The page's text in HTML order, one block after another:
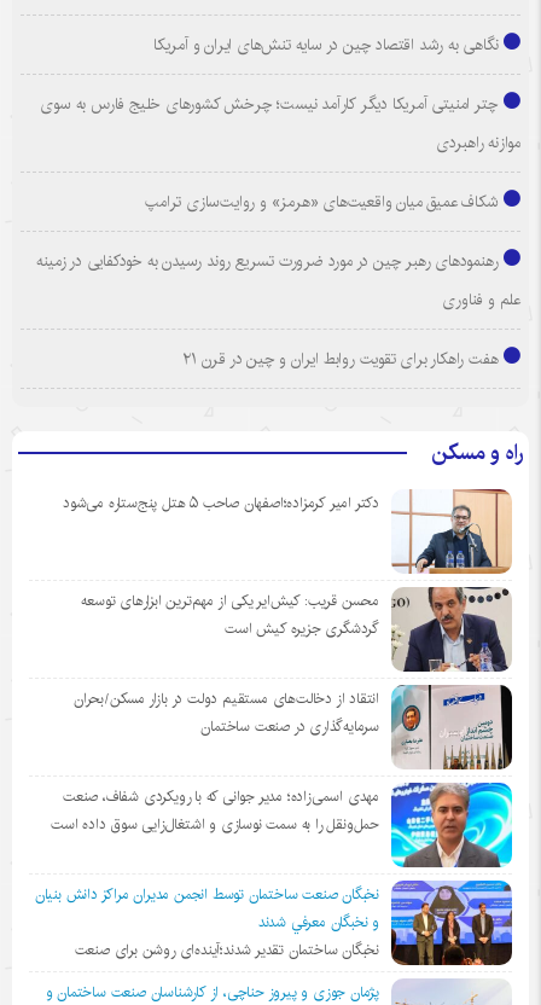
نگاهی به رشد اقتصاد چین در سایه تنش‌های ایران و آمریکا
چتر امنیتی آمریکا دیگر کارآمد نیست؛ چرخش کشورهای خلیج فارس به سوی
موازنه راهبردی
شکاف عمیق میان واقعیت‌های «هرمز» و روایت‌سازی ترامپ
رهنمودهای رهبر چین در مورد ضرورت تسریع روند رسیدن به خودکفایی در زمینه
علم و فناوری
هفت راهکار برای تقویت روابط ایران و چین در قرن ۲۱
راه و مسکن
دکتر امیر کرمزاده؛اصفهان صاحب ۵ هتل پنج‌ستاره می‌شود
محسن قریب: کیش‌ایر یکی از مهم‌ترین ابزارهای توسعه
گردشگری جزیره کیش است
انتقاد از دخالت‌های مستقیم دولت در بازار مسکن/بحران
سرمایه‌گذاری در صنعت ساختمان
مهدی اسمی‌زاده؛ مدیر جوانی که با رویکردی شفاف، صنعت
حمل‌ونقل را به سمت نوسازی و اشتغال‌زایی سوق داده است
نخبگان صنعت ساختمان توسط انجمن مديران مراكز دانش بنيان
و نخبگان معرفي شدند
نخبگان ساختمان تقدیر شدند؛آینده‌ای روشن برای صنعت
پژمان جوزی و پیروز حناچی، از کارشناسان صنعت ساختمان و